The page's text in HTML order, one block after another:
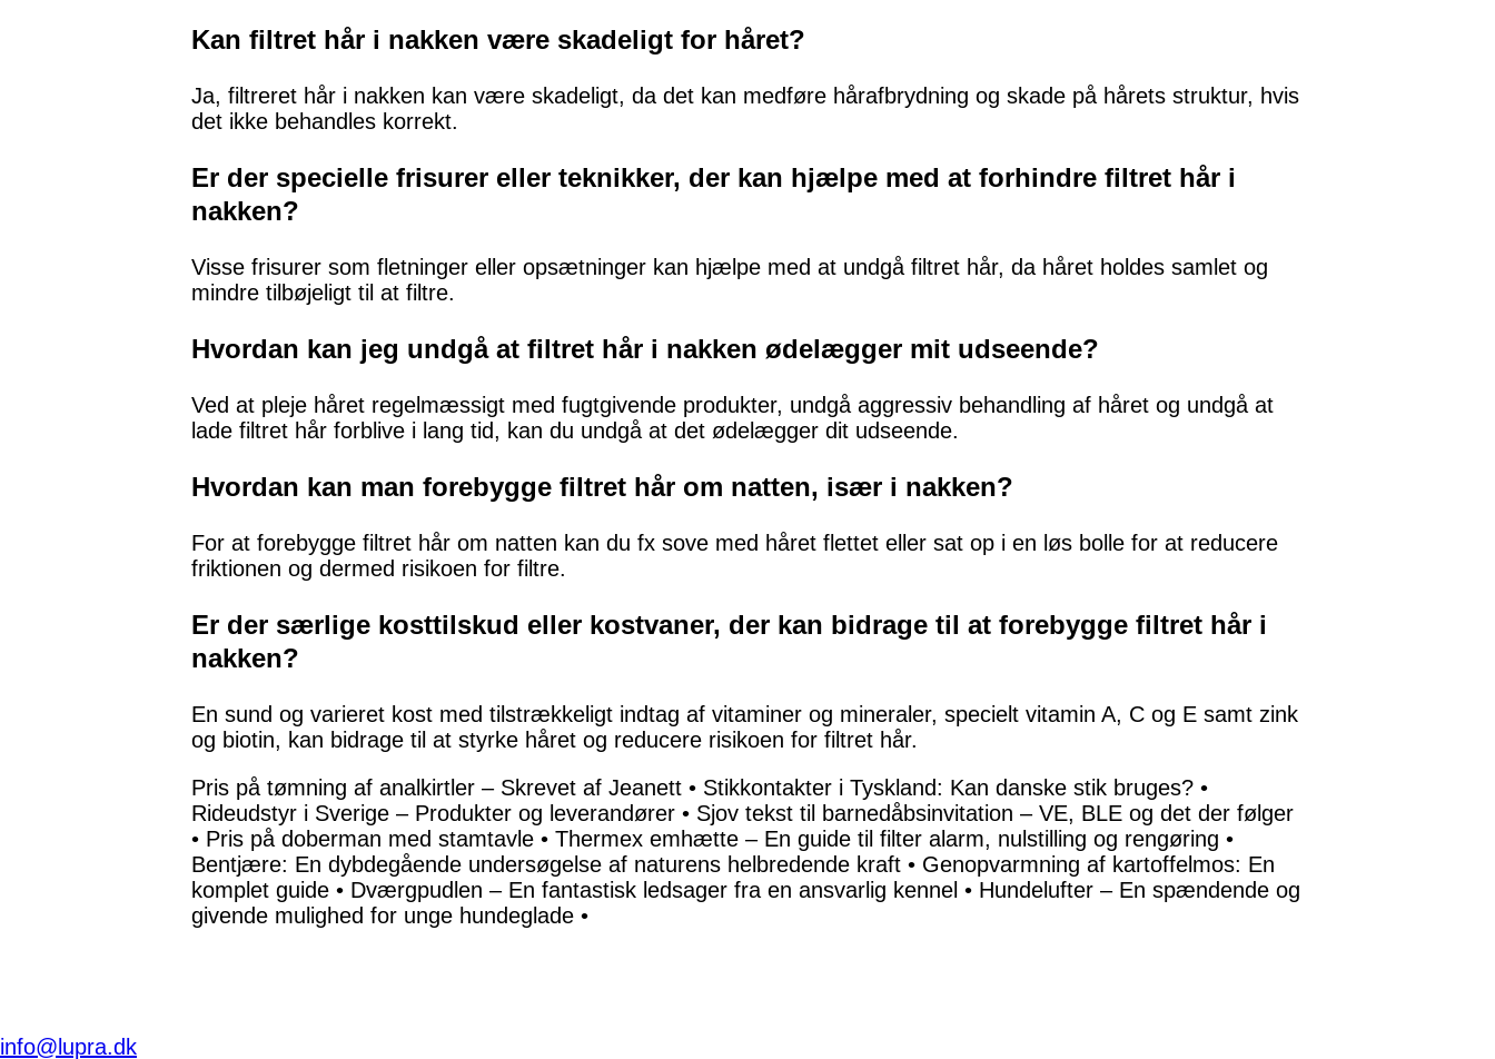
Kan filtret hår i nakken være skadeligt for håret?
Ja, filtreret hår i nakken kan være skadeligt, da det kan medføre hårafbrydning og skade på hårets struktur, hvis
det ikke behandles korrekt.
Er der specielle frisurer eller teknikker, der kan hjælpe med at forhindre filtret hår i
nakken?
Visse frisurer som fletninger eller opsætninger kan hjælpe med at undgå filtret hår, da håret holdes samlet og
mindre tilbøjeligt til at filtre.
Hvordan kan jeg undgå at filtret hår i nakken ødelægger mit udseende?
Ved at pleje håret regelmæssigt med fugtgivende produkter, undgå aggressiv behandling af håret og undgå at
lade filtret hår forblive i lang tid, kan du undgå at det ødelægger dit udseende.
Hvordan kan man forebygge filtret hår om natten, især i nakken?
For at forebygge filtret hår om natten kan du fx sove med håret flettet eller sat op i en løs bolle for at reducere
friktionen og dermed risikoen for filtre.
Er der særlige kosttilskud eller kostvaner, der kan bidrage til at forebygge filtret hår i
nakken?
En sund og varieret kost med tilstrækkeligt indtag af vitaminer og mineraler, specielt vitamin A, C og E samt zink
og biotin, kan bidrage til at styrke håret og reducere risikoen for filtret hår.
Pris på tømning af analkirtler – Skrevet af Jeanett • Stikkontakter i Tyskland: Kan danske stik bruges? •
Rideudstyr i Sverige – Produkter og leverandører • Sjov tekst til barnedåbsinvitation – VE, BLE og det der følger
• Pris på doberman med stamtavle • Thermex emhætte – En guide til filter alarm, nulstilling og rengøring •
Bentjære: En dybdegående undersøgelse af naturens helbredende kraft • Genopvarmning af kartoffelmos: En
komplet guide • Dværgpudlen – En fantastisk ledsager fra en ansvarlig kennel • Hundelufter – En spændende og
givende mulighed for unge hundeglade •
info@lupra.dk